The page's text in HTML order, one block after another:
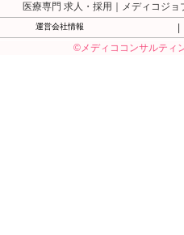
医療専門 求人・採用｜メディコジ
運営会社情報
©メディココンサルティ